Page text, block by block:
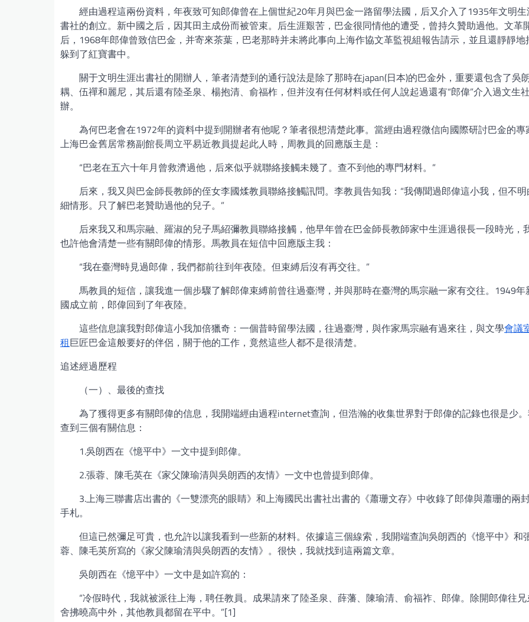
經由過程這兩份資料，年夜致可知郎偉曾在上個世紀20年月與巴金一路留學法國，后又介入了1935年文明生
書社的創立。新中國之后，因其田主成份而被管束。后生涯艱苦，巴金很同情他的遭受，曾持久贊助過他。文革
后，1968年郎偉曾致信巴金，并寄來茶葉，巴老那時并未將此事向上海作協文革監視組報告請示，並且還靜靜地
躲到了紅寶書中。
關于文明生涯出書社的開辦人，筆者清楚到的通行說法是除了那時在japan(日本)的巴金外，重要還包含了吳
耦、伍禪和麗尼，其后還有陸圣泉、楊抱清、俞福柞，但并沒有任何材料或任何人說起過還有“郎偉”介入過文生
辦。
為何巴老會在1972年的資料中提到開辦者有他呢？筆者很想清楚此事。當經由過程微信向國際研討巴金的專
上海巴金舊居常務副館長周立平易近教員提起此人時，周教員的回應版主是：
“巴老在五六十年月曾救濟過他，后來似乎就聯絡接觸未幾了。查不到他的專門材料。”
后來，我又與巴金師長教師的侄女李國煣教員聯絡接觸訊問。李教員告知我：“我傳聞過郎偉這小我，但不
細情形。只了解巴老贊助過他的兒子。”
后來我又和馬宗融、羅淑的兒子馬紹彌教員聯絡接觸，他早年曾在巴金師長教師家中生涯過很長一段時光，
也許他會清楚一些有關郎偉的情形。馬教員在短信中回應版主我：
“我在臺灣時見過郎偉，我們都前往到年夜陸。但束縛后沒有再交往。”
馬教員的短信，讓我進一個步驟了解郎偉束縛前曾往過臺灣，并與那時在臺灣的馬宗融一家有交往。1949年
國成立前，郎偉回到了年夜陸。
這些信息讓我對郎偉這小我加倍獵奇：一個昔時留學法國，往過臺灣，與作家馬宗融有過來往，與文學會議
租巨匠巴金這般要好的伴侶，關于他的工作，竟然這些人都不是很清楚。
追述經過歷程
（一）、最後的查找
為了獲得更多有關郎偉的信息，我開端經由過程internet查詢，但浩瀚的收集世界對于郎偉的記錄也很是少
查到三個有關信息：
1.吳朗西在《憶平中》一文中提到郎偉。
2.張蓉、陳毛英在《家父陳瑜清與吳朗西的友情》一文中也曾提到郎偉。
3.上海三聯書店出書的《一雙漂亮的眼睛》和上海國民出書社出書的《蕭珊文存》中收錄了郎偉與蕭珊的兩
手札。
但這已然彌足可貴，也允許以讓我看到一些新的材料。依據這三個線索，我開端查詢吳朗西的《憶平中》和
蓉、陳毛英所寫的《家父陳瑜清與吳朗西的友情》。很快，我就找到這兩篇文章。
吳朗西在《憶平中》一文中是如許寫的：
“冷假時代，我就被派往上海，聘任教員。成果請來了陸圣泉、薛藩、陳瑜清、俞福祚、郎偉。除開郎偉往
舍拂曉高中外，其他教員都留在平中。”[1]